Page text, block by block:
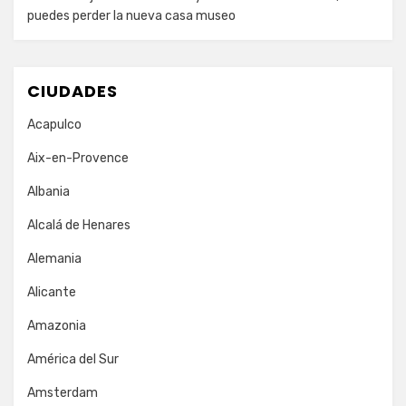
puedes perder la nueva casa museo
CIUDADES
Acapulco
Aix-en-Provence
Albania
Alcalá de Henares
Alemania
Alicante
Amazonia
América del Sur
Amsterdam